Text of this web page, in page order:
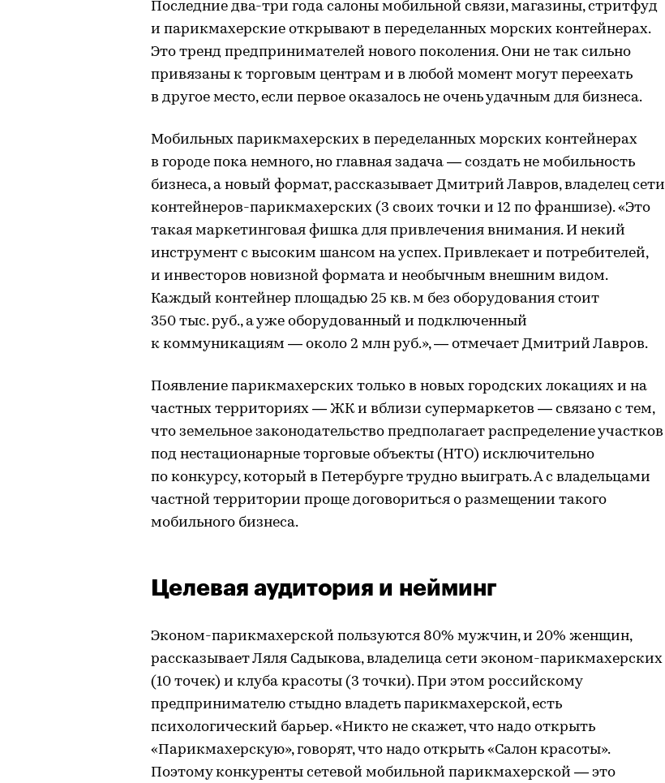
Последние два-три года салоны мобильной связи, магазины, стритфуд
и парикмахерские открывают в переделанных морских контейнерах.
Это тренд предпринимателей нового поколения. Они не так сильно
привязаны к торговым центрам и в любой момент могут переехать
в другое место, если первое оказалось не очень удачным для бизнеса.
Мобильных парикмахерских в переделанных морских контейнерах
в городе пока немного, но главная задача — создать не мобильность
бизнеса, а новый формат, рассказывает Дмитрий Лавров, владелец сети
контейнеров-парикмахерских (3 своих точки и 12 по франшизе). «Это
такая маркетинговая фишка для привлечения внимания. И некий
инструмент с высоким шансом на успех. Привлекает и потребителей,
и инвесторов новизной формата и необычным внешним видом.
Каждый контейнер площадью 25 кв. м без оборудования стоит
350 тыс. руб., а уже оборудованный и подключенный
к коммуникациям — около 2 млн руб.», — отмечает Дмитрий Лавров.
Появление парикмахерских только в новых городских локациях и на
частных территориях — ЖК и вблизи супермаркетов — связано с тем,
что земельное законодательство предполагает распределение участков
под нестационарные торговые объекты (НТО) исключительно
по конкурсу, который в Петербурге трудно выиграть. А с владельцами
частной территории проще договориться о размещении такого
мобильного бизнеса.
Целевая аудитория и нейминг
Эконом-парикмахерской пользуются 80% мужчин, и 20% женщин,
рассказывает Ляля Садыкова, владелица сети эконом-парикмахерских
(10 точек) и клуба красоты (3 точки). При этом российскому
предпринимателю стыдно владеть парикмахерской, есть
психологический барьер. «Никто не скажет, что надо открыть
«Парикмахерскую», говорят, что надо открыть «Салон красоты».
Поэтому конкуренты сетевой мобильной парикмахерской — это